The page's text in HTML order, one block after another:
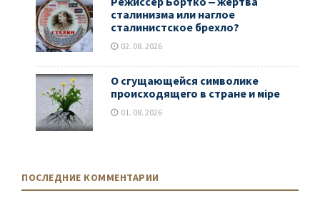
сталинизма или наглое
сталинистское брехло?
02. 08. 2026
О сгущающейся символике
происходящего в стране и мiре
01. 08. 2026
ПОСЛЕДНИЕ КОММЕНТАРИИ